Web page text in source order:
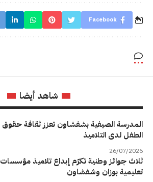
Facebook
شاهد أيضا
المدرسة الصيفية بشفشاون تعزز ثقافة حقوق
الطفل لدى التلاميذ
26/07/2026
ثلاث جوائز وطنية تكرّم إبداع تلاميذ مؤسسات
تعليمية بوزان وشفشاون